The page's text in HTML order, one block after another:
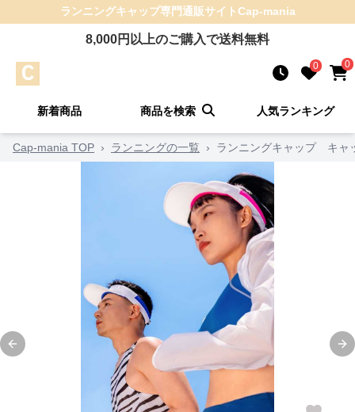
ランニングキャップ専門通販サイトCap-mania
8,000円以上のご購入で送料無料
0 0
新着商品 商品を検索 人気ランキング
Cap-mania TOP › ランニングの一覧 › ランニングキャップ キャ
Previous slide